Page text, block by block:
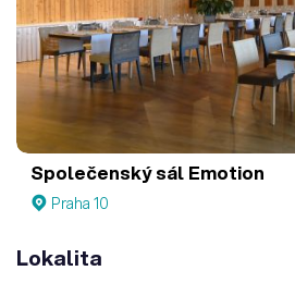
Společenský sál Emotion
Praha 10
Lokalita